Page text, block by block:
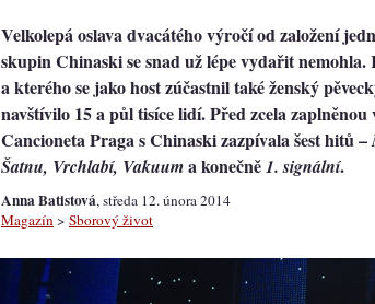
Velkolepá oslava dvacátého výročí od založení
skupin Chinaskise snad už lépe vydařit
a kterého se jako host zúčastnil také ženský
navštívilo 15 a půl tisíce lidí. Před zcela zaplněnou
Cancioneta Praga s Chinaski zazpívala šest hitů –
Šatnu, Vrchlabí, Vakuuma konečně1. signální.
Anna Batistová, středa 12. února 2014
Magazín > Sborový život